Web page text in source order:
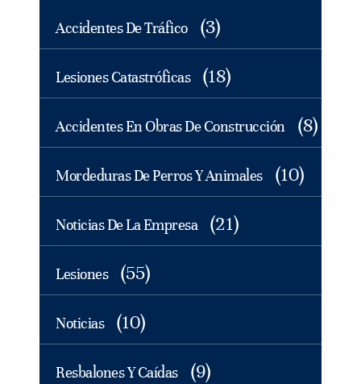
Accidentes De Tráfico (3)
Lesiones Catastróficas (18)
Accidentes En Obras De Construcción (8)
Mordeduras De Perros Y Animales (10)
Noticias De La Empresa (21)
Lesiones (55)
Noticias (10)
Resbalones Y Caídas (9)